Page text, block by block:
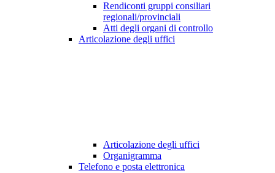
Rendiconti gruppi consiliari
regionali/provinciali
Atti degli organi di controllo
Articolazione degli uffici
Articolazione degli uffici
Organigramma
Telefono e posta elettronica